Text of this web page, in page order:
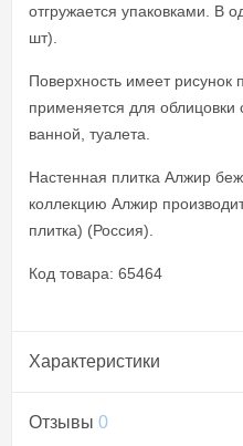
отгружается упаковками. В
шт).
Поверхность имеет рисунок
применяется для
ванной, туалета.
Настенная плитка Алжир
коллекцию Алжир
плитка) (Россия).
Код товара: 65464
Характеристики
Отзывы 0